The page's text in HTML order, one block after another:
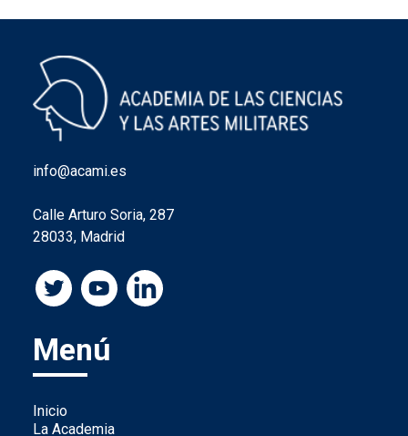
info@acami.es
Calle Arturo Soria, 287
28033, Madrid
Menú
Inicio
La Academia